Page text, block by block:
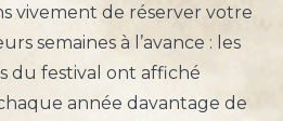
vivement de réserver votre
semaines à l’avance : les
du festival ont affiché
année davantage de